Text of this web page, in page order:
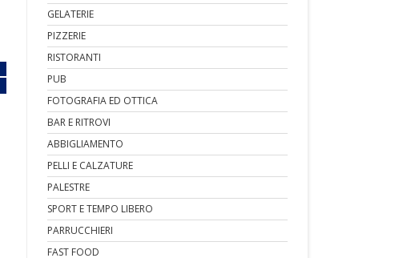
GELATERIE
PIZZERIE
RISTORANTI
PUB
FOTOGRAFIA ED OTTICA
BAR E RITROVI
ABBIGLIAMENTO
PELLI E CALZATURE
PALESTRE
SPORT E TEMPO LIBERO
PARRUCCHIERI
FAST FOOD